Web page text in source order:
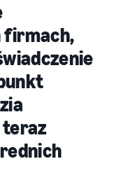
firmach,
teraz